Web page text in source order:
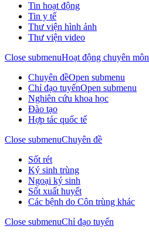
Tin hoạt động
Tin y tế
Thư viện hình ảnh
Thư viện video
Close submenuHoạt động chuyên môn
Chuyên đềOpen submenu
Chỉ đạo tuyếnOpen submenu
Nghiên cứu khoa học
Đào tạo
Hợp tác quốc tế
Close submenuChuyên đề
Sốt rét
Ký sinh trùng
Ngoại ký sinh
Sốt xuất huyết
Các bệnh do Côn trùng khác
Close submenuChỉ đạo tuyến